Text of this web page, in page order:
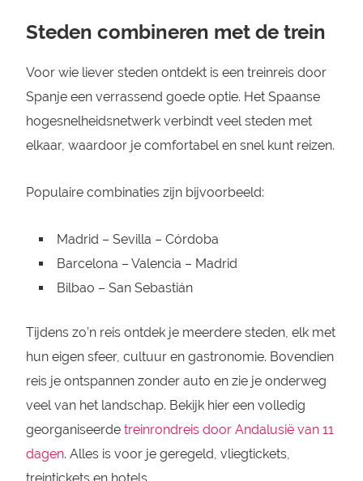
Steden combineren met de trein
Voor wie liever steden ontdekt is een treinreis door
Spanje een verrassend goede optie. Het Spaanse
hogesnelheidsnetwerk verbindt veel steden met
elkaar, waardoor je comfortabel en snel kunt reizen.
Populaire combinaties zijn bijvoorbeeld:
Madrid – Sevilla – Córdoba
Barcelona – Valencia – Madrid
Bilbao – San Sebastián
Tijdens zo’n reis ontdek je meerdere steden, elk met
hun eigen sfeer, cultuur en gastronomie. Bovendien
reis je ontspannen zonder auto en zie je onderweg
veel van het landschap. Bekijk hier een volledig
georganiseerdetreinrondreis door Andalusië van 11
dagen. Alles is voor je geregeld, vliegtickets,